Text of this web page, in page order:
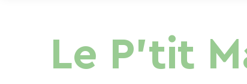
Le P’tit